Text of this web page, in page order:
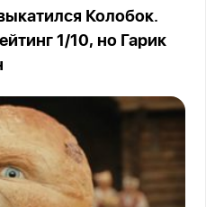
Колобок.
1/10, но Гарик